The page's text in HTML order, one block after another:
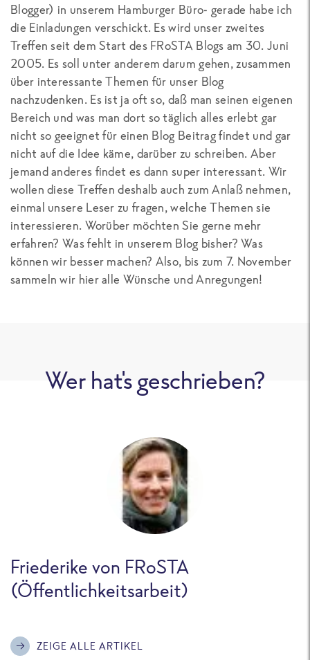
Blogger) in unserem Hamburger Büro- gerade habe ich
die Einladungen verschickt. Es wird unser zweites
Treffen seit dem Start des FRoSTA Blogs am 30. Juni
2005. Es soll unter anderem darum gehen, zusammen
über interessante Themen für unser Blog
nachzudenken. Es ist ja oft so, daß man seinen eigenen
Bereich und was man dort so täglich alles erlebt gar
nicht so geeignet für einen Blog Beitrag findet und gar
nicht auf die Idee käme, darüber zu schreiben. Aber
jemand anderes findet es dann super interessant. Wir
wollen diese Treffen deshalb auch zum Anlaß nehmen,
einmal unsere Leser zu fragen, welche Themen sie
interessieren. Worüber möchten Sie gerne mehr
erfahren? Was fehlt in unserem Blog bisher? Was
können wir besser machen? Also, bis zum 7. November
sammeln wir hier alle Wünsche und Anregungen!
Wer hat's geschrieben?
Friederike von FRoSTA
(Öffentlichkeitsarbeit)
ZEIGE ALLE ARTIKEL